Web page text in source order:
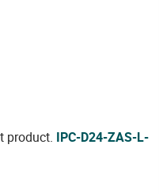
product. IPC-D24-ZAS-L-